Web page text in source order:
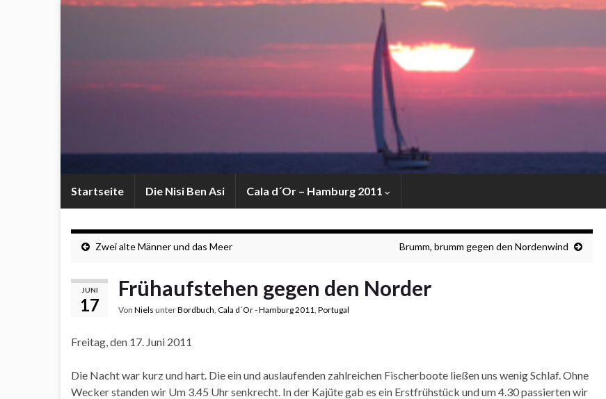
Startseite Die Nisi Ben Asi Cala d´Or – Hamburg 2011
Zwei alte Männer und das Meer Brumm, brumm gegen den Nordenwind
JUNI
17
Frühaufstehen gegen den Norder
Von Niels unterBordbuch, Cala d´Or - Hamburg 2011, Portugal
Freitag, den 17. Juni 2011
Die Nacht war kurz und hart. Die ein und auslaufenden zahlreichen Fischerboote ließen uns wenig Schlaf. Ohne
Wecker standen wir Um 3.45 Uhr senkrecht. In der Kajüte gab es ein Erstfrühstück und um 4.30 passierten wir